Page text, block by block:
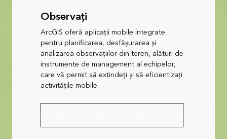
Observați
ArcGIS oferă aplicații mobile integrate
pentru planificarea, desfășurarea și
analizarea observațiilor din teren, alături de
instrumente de management al echipelor,
care vă permit să extindeți și să eficientizați
activitățile mobile.
Descoperiți operațiunile pe teren cu ArcGIS